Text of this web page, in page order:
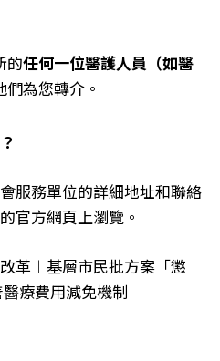
的任何一位醫護人員（如醫
們為您轉介。
服務單位的詳細地址和聯絡
官方網頁上瀏覽。
革︱基層市民批方案「懲
療費用減免機制